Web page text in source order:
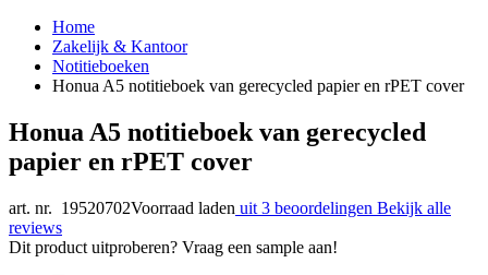
Home
Zakelijk & Kantoor
Notitieboeken
Honua A5 notitieboek van gerecycled papier en rPET cover
Honua A5 notitieboek van gerecycled
papier en rPET cover
art. nr. 19520702Voorraad laden uit 3 beoordelingen Bekijk alle
reviews
Dit product uitproberen? Vraag een sample aan!